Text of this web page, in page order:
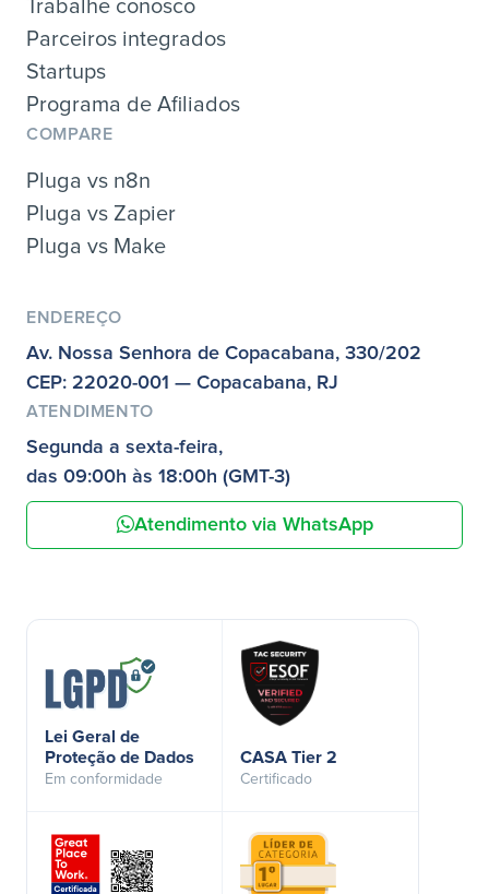
Trabalhe conosco
Parceiros integrados
Startups
Programa de Afiliados
COMPARE
Pluga vs n8n
Pluga vs Zapier
Pluga vs Make
ENDEREÇO
Av. Nossa Senhora de Copacabana, 330/202
CEP: 22020-001 — Copacabana, RJ
ATENDIMENTO
Segunda a sexta-feira,
das 09:00h às 18:00h (GMT-3)
Atendimento via WhatsApp
Lei Geral de
Proteção de Dados
Em conformidade
CASA Tier 2
Certificado